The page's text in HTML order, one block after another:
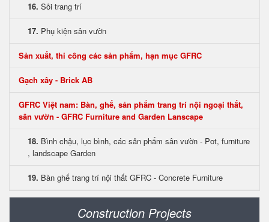
16. Sỏi trang trí
17. Phụ kiện sân vườn
Sản xuất, thi công các sản phẩm, hạn mục GFRC
Gạch xây - Brick AB
GFRC Việt nam: Bàn, ghế, sản phẩm trang trí nội ngoại thất,
sân vườn - GFRC Furniture and Garden Lanscape
18. Bình chậu, lục bình, các sản phẩm sân vườn - Pot, furniture
, landscape Garden
19. Bàn ghế trang trí nội thất GFRC - Concrete Furniture
Construction Projects